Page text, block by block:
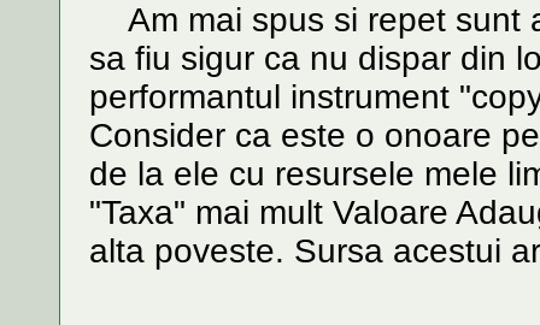
Am mai spus si repet sunt
sa fiu sigur ca nu dispar din
performantul instrument
Consider ca este o onoare
de la ele cu resursele mele
"Taxa" mai mult Valoare
alta poveste. Sursa acestui